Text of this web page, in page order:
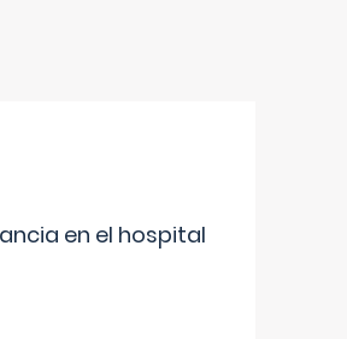
en el hospital